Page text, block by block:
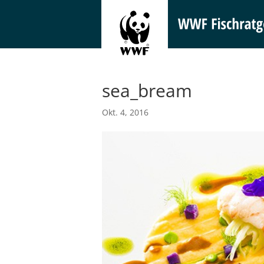
sea_bream
Okt. 4, 2016